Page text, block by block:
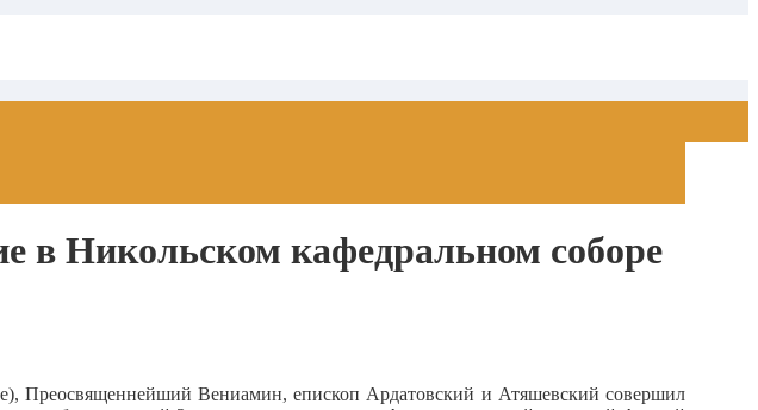
в Никольском кафедральном соборе
Преосвященнейший Вениамин, епископ Ардатовский и Атяшевский совершил